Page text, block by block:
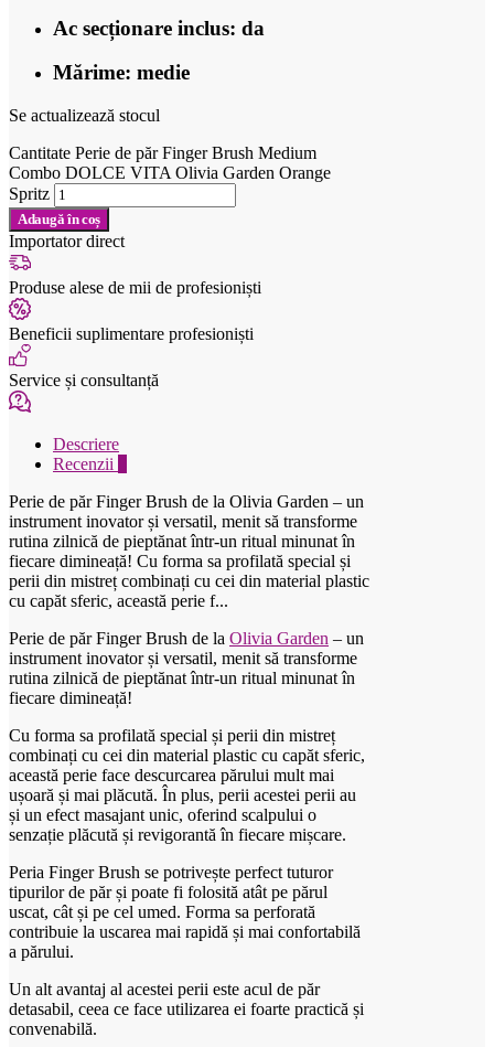
Ac secționare inclus: da
Mărime: medie
Se actualizează stocul
Cantitate Perie de păr Finger Brush Medium
Combo DOLCE VITA Olivia Garden Orange
Spritz
Adaugă în coș
Importator direct
Produse alese de mii de profesioniști
Beneficii suplimentare profesioniști
Service și consultanță
Descriere
Recenzii
Perie de păr Finger Brush de la Olivia Garden – un
instrument inovator și versatil, menit să transforme
rutina zilnică de pieptănat într-un ritual minunat în
fiecare dimineață! Cu forma sa profilată special și
perii din mistreț combinați cu cei din material plastic
cu capăt sferic, această perie f...
Perie de păr Finger Brush de la Olivia Garden – un
instrument inovator și versatil, menit să transforme
rutina zilnică de pieptănat într-un ritual minunat în
fiecare dimineață!
Cu forma sa profilată special și perii din mistreț
combinați cu cei din material plastic cu capăt sferic,
această perie face descurcarea părului mult mai
ușoară și mai plăcută. În plus, perii acestei perii au
și un efect masajant unic, oferind scalpului o
senzație plăcută și revigorantă în fiecare mișcare.
Peria Finger Brush se potrivește perfect tuturor
tipurilor de păr și poate fi folosită atât pe părul
uscat, cât și pe cel umed. Forma sa perforată
contribuie la uscarea mai rapidă și mai confortabilă
a părului.
Un alt avantaj al acestei perii este acul de păr
detasabil, ceea ce face utilizarea ei foarte practică și
convenabilă.